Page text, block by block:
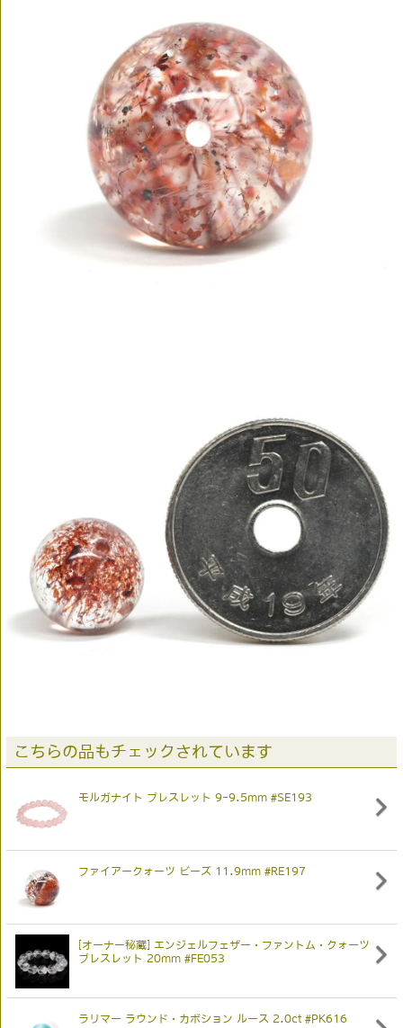
こちらの品もチェックされています
モルガナイト ブレスレット 9-9.5mm #SE193
ファイアークォーツ ビーズ 11.9mm #RE197
[オーナー秘蔵] エンジェルフェザー・ファントム・クォーツ
ブレスレット 20mm #FE053
ラリマー ラウンド・カボション ルース 2.0ct #PK616